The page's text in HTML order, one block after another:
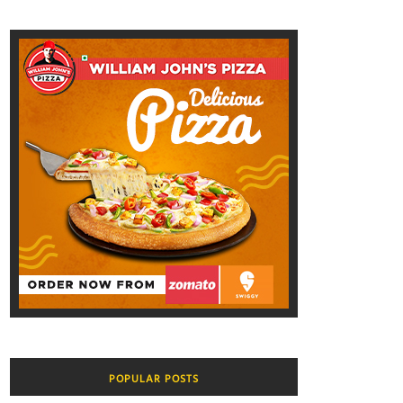
POPULAR POSTS